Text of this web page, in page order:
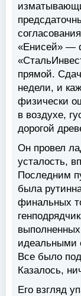
«Енисей» —
прямой.
недели, и
физически
в воздухе,
дорогой
Он провел
усталость,
Последним
была
финальных
идеальными
Все было
Казалось,
Его взгляд